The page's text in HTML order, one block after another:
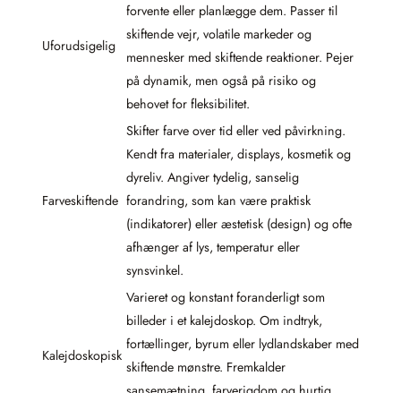
Uforudsigelig
forvente eller planlægge dem. Passer til
skiftende vejr, volatile markeder og
mennesker med skiftende reaktioner. Pejer
på dynamik, men også på risiko og
behovet for fleksibilitet.
Farveskiftende
Skifter farve over tid eller ved påvirkning.
Kendt fra materialer, displays, kosmetik og
dyreliv. Angiver tydelig, sanselig
forandring, som kan være praktisk
(indikatorer) eller æstetisk (design) og ofte
afhænger af lys, temperatur eller
synsvinkel.
Kalejdoskopisk
Varieret og konstant foranderligt som
billeder i et kalejdoskop. Om indtryk,
fortællinger, byrum eller lydlandskaber med
skiftende mønstre. Fremkalder